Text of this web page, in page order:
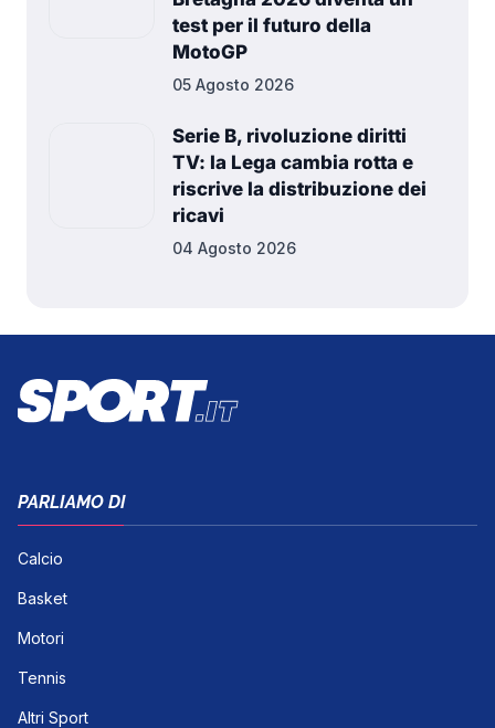
test per il futuro della
MotoGP
05 Agosto 2026
Serie B, rivoluzione diritti
TV: la Lega cambia rotta e
riscrive la distribuzione dei
ricavi
04 Agosto 2026
PARLIAMO DI
Calcio
Basket
Motori
Tennis
Altri Sport